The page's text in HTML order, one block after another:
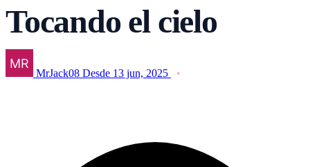
Tocando el cielo
MrJack08 Desde 13 jun, 2025